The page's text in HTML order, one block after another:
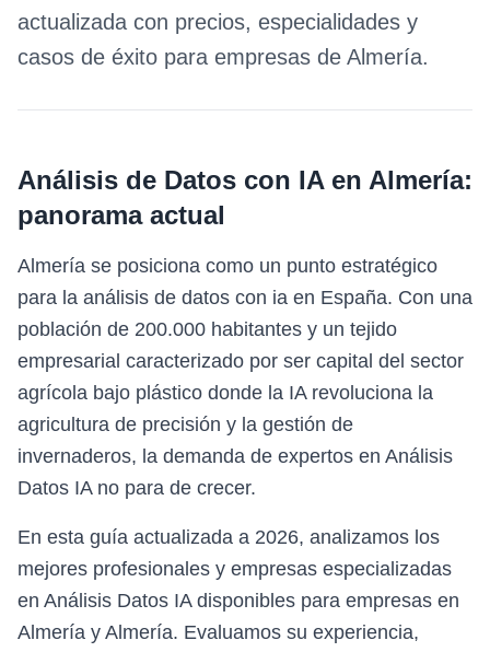
actualizada con precios, especialidades y
casos de éxito para empresas de Almería.
Análisis de Datos con IAen Almería:
panorama actual
Almería se posiciona como un punto estratégico
para la análisis de datos con ia en España. Con una
población de 200.000 habitantes y un tejido
empresarial caracterizado por ser capital del sector
agrícola bajo plástico donde la IA revoluciona la
agricultura de precisión y la gestión de
invernaderos, la demanda de expertos en Análisis
Datos IA no para de crecer.
En esta guía actualizada a 2026, analizamos los
mejores profesionales y empresas especializadas
en Análisis Datos IA disponibles para empresas en
Almería y Almería. Evaluamos su experiencia,